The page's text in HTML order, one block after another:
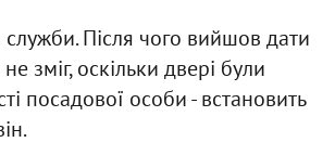
Після чого вийшов дати
зміг, оскільки двері були
посадової особи - встановить